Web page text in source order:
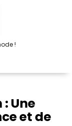
!
Une
et de